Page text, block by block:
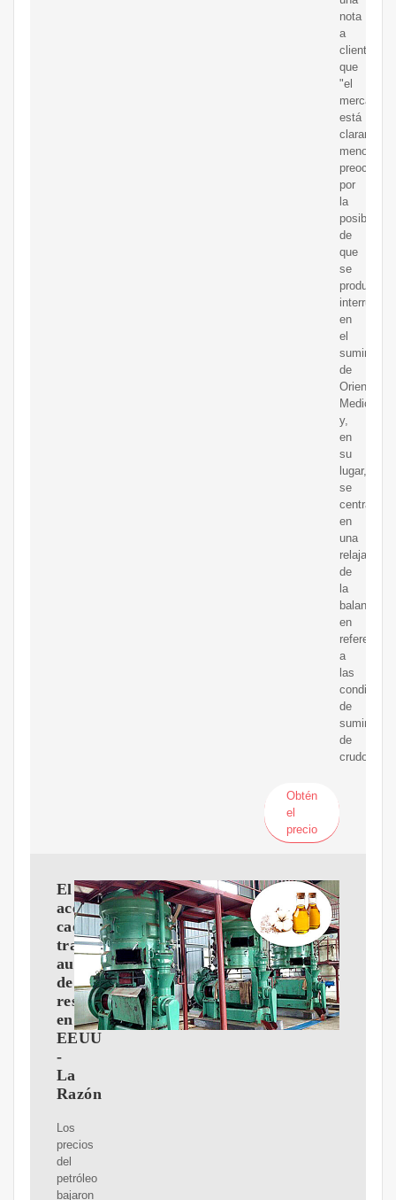
nota
a
clientes
que
"el
mercado
está
claramente
menos
por
la
posibilidad
de
que
se
produzcan
en
el
suministro
de
Oriente
Medio
y,
en
su
lugar,
se
centra
en
una
relajación
de
la
balanza",
en
referencia
a
las
de
suministro
de
crudo.
Obtén
el
precio
El
aceite
cae
tras
aumento
de
reservas
en
EEUU
-
La
Razón
Los
precios
del
petróleo
bajaron